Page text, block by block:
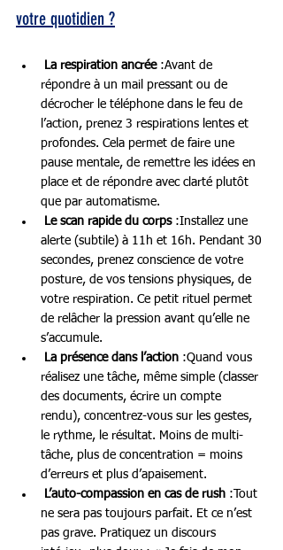
votre quotidien ?
La respiration ancrée :Avant de
répondre à un mail pressant ou de
décrocher le téléphone dans le feu de
l’action, prenez 3 respirations lentes et
profondes. Cela permet de faire une
pause mentale, de remettre les idées en
place et de répondre avec clarté plutôt
que par automatisme.
Le scan rapide du corps :Installez une
alerte (subtile) à 11h et 16h. Pendant 30
secondes, prenez conscience de votre
posture, de vos tensions physiques, de
votre respiration. Ce petit rituel permet
de relâcher la pression avant qu’elle ne
s’accumule.
La présence dans l’action :Quand vous
réalisez une tâche, même simple (classer
des documents, écrire un compte
rendu), concentrez-vous sur les gestes,
le rythme, le résultat. Moins de multi-
tâche, plus de concentration = moins
d’erreurs et plus d’apaisement.
L’auto-compassion en cas de rush :Tout
ne sera pas toujours parfait. Et ce n’est
pas grave. Pratiquez un discours